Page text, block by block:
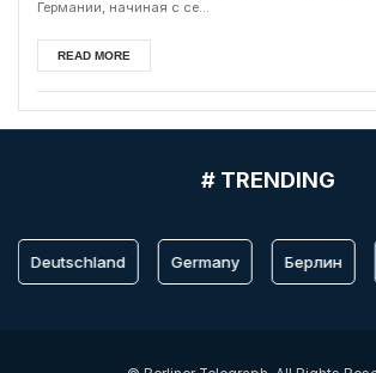
Германии, начиная с се...
READ MORE
# TRENDING
Deutschland Germany Берлин